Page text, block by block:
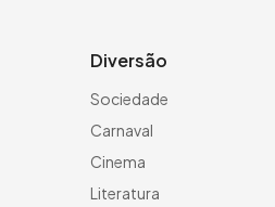
Diversão
Sociedade
Carnaval
Cinema
Literatura